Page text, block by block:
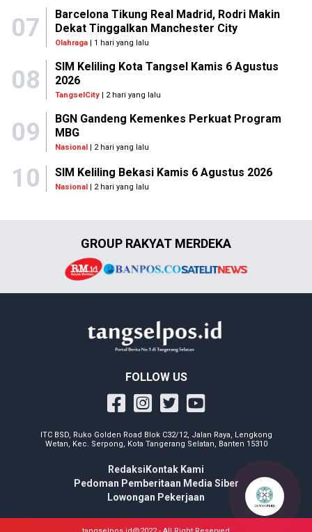
07
Barcelona Tikung Real Madrid, Rodri Makin
Dekat Tinggalkan Manchester City
Olahraga| 1 hari yang lalu
08
SIM Keliling Kota Tangsel Kamis 6 Agustus
2026
TangselCity| 2 hari yang lalu
09
BGN Gandeng Kemenkes Perkuat Program
MBG
Nasional| 2 hari yang lalu
10 SIM Keliling Bekasi Kamis 6 Agustus 2026
Nasional | 2 hari yang lalu
GROUP RAKYAT MERDEKA
FOLLOW US
ITC BSD, Ruko Golden Road Blok C32/12, Jalan Raya, Lengkong
Wetan, Kec. Serpong, Kota Tangerang Selatan, Banten 15310
Redaksi Kontak Kami
Pedoman Pemberitaan Media Siber
Lowongan Pekerjaan